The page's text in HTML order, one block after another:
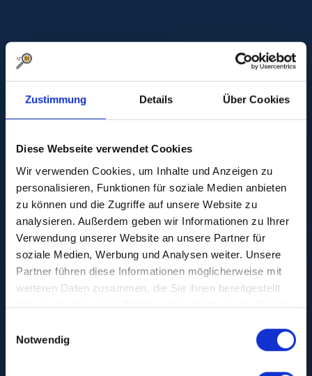
Zustimmung Details Über Cookies
Diese Webseite verwendet Cookies
Wir verwenden Cookies, um Inhalte und Anzeigen zu
personalisieren, Funktionen für soziale Medien anbieten
zu können und die Zugriffe auf unsere Website zu
analysieren. Außerdem geben wir Informationen zu Ihrer
Verwendung unserer Website an unsere Partner für
soziale Medien, Werbung und Analysen weiter. Unsere
Partner führen diese Informationen möglicherweise mit
weiteren Daten zusammen, die Sie ihnen bereitgestellt
haben oder die sie im Rahmen Ihrer Nutzung der Dienste
Notwendig
19. March 2024
horizoom certified
according to ISO
20252:2019